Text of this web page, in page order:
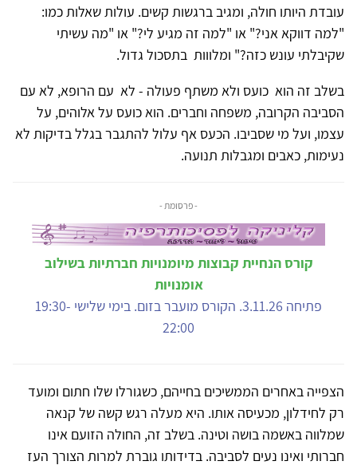
עובדת היותו חולה, ומגיב ברגשות קשים. עולות שאלות כמו:
"למה דווקא אני?" או "למה זה מגיע לי?" או "מה עשיתי
שקיבלתי עונש כזה?" ומלווות בתסכול גדול.
בשלב זה הוא כועס ולא משתף פעולה - לא עם הרופא, לא עם
הסביבה הקרובה, משפחה וחברים. הוא כועס על אלוהים, על
עצמו, ועל מי שסביבו. הכעס אף עלול להתגבר בגלל בדיקות לא
נעימות, כאבים ומגבלות תנועה.
- פרסומת -
קורס הנחיית קבוצות מיומנויות חברתיות בשילוב
אומנויות
פתיחה 3.11.26. הקורס מועבר בזום. בימי שלישי 19:30-
22:00
הצפייה באחרים הממשיכים בחייהם, כשגורלו שלו חתום ומועד
רק לחידלון, מכעיסה אותו. היא מעלה רגש קשה של קנאה
שמלווה באשמה בושה וטינה. בשלב זה, החולה הזועם אינו
חברותי ואינו נעים לסביבה. בדידותו גוברת למרות הצורך העז